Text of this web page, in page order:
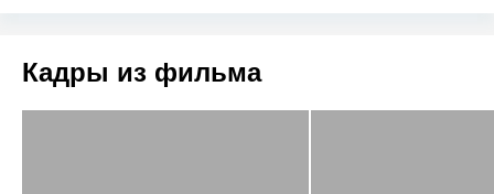
Кадры из фильма